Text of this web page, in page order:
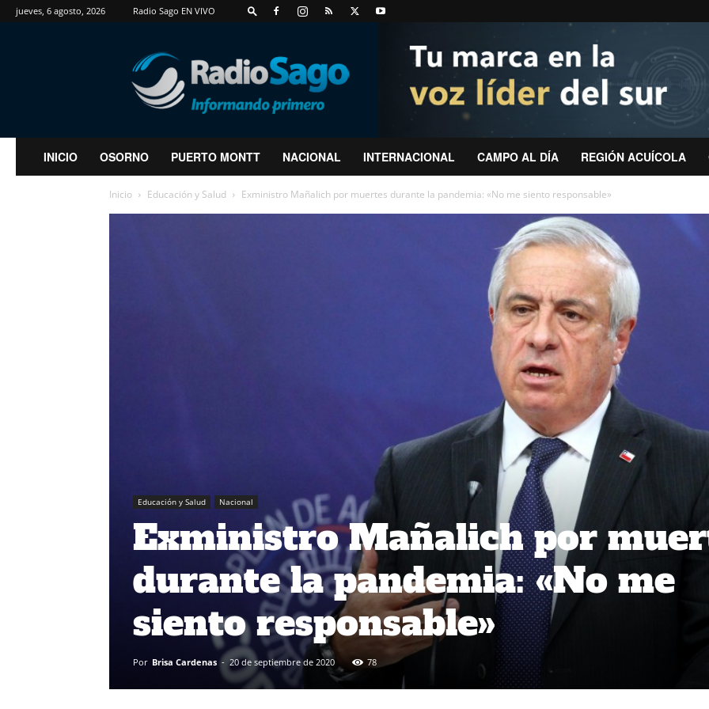
jueves, 6 agosto, 2026 Radio Sago EN VIVO
RadioSago
INICIO OSORNO PUERTO MONTT NACIONAL INTERNACIONAL CAMPO AL DÍA REGIÓN ACUÍCOLA
Inicio Educación y Salud Exministro Mañalich por muertes durante la pandemia: «No me siento responsable»
Educación y Salud Nacional
Exministro Mañalich por
durante la pandemia: «No me
siento responsable»
Por Brisa Cardenas - 20 de septiembre de 2020 78